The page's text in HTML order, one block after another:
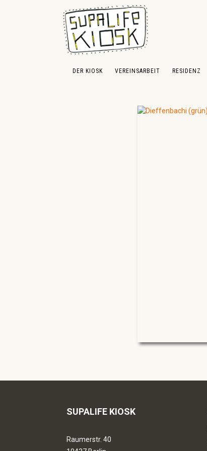
Hauptinhalt springen
Zur Suche springen
Zur Hauptnavigation springen
DER KIOSK VEREINSARBEIT RESIDENZ
SUPALIFE KIOSK
Raumerstr. 40